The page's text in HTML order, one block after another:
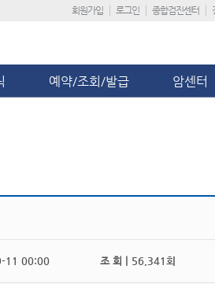
회원가입 로그인 종합검진센터
예약/조회/발급 암센터
11 00:00 조 회 | 56,341회